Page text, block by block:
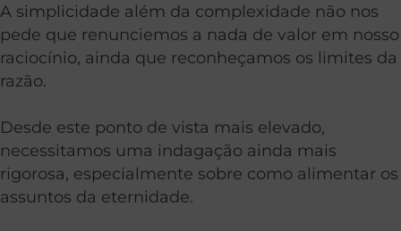
A simplicidade além da complexidade não nos
pede que renunciemos a nada de valor em nosso
raciocínio, ainda que reconheçamos os limites da
razão.
Desde este ponto de vista mais elevado,
necessitamos uma indagação ainda mais
rigorosa, especialmente sobre como alimentar os
assuntos da eternidade.